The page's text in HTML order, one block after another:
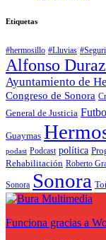
Etiquetas
#hermosillo #Lluvias
Alfonso
Ayuntamiento de
Congreso de Sonora
General de Justicia
Guaymas
podast Podcast política
Rehabilitación Roberto
Sonora Sonora
Funciona gracias a